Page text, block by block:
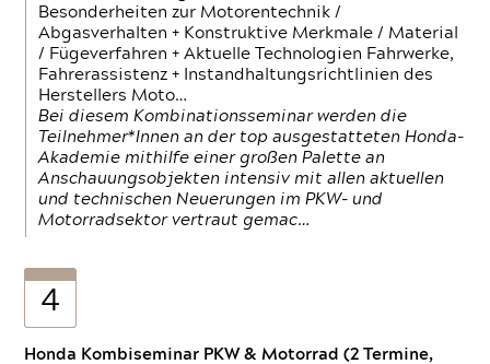
Besonderheiten zur Motorentechnik /
Abgasverhalten + Konstruktive Merkmale / Material
/ Fügeverfahren + Aktuelle Technologien Fahrwerke,
Fahrerassistenz + Instandhaltungsrichtlinien des
Herstellers Moto…
Bei diesem Kombinationsseminar werden die
Teilnehmer*Innen an der top ausgestatteten Honda-
Akademie mithilfe einer großen Palette an
Anschauungsobjekten intensiv mit allen aktuellen
und technischen Neuerungen im PKW- und
Motorradsektor vertraut gemac…
4
Honda Kombiseminar PKW & Motorrad (2 Termine,